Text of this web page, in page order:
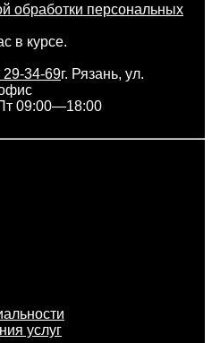
обработки персональных
в курсе.
29-34-69г. Рязань, ул.
09:00—18:00
услуг